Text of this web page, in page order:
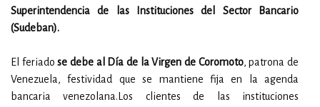
Superintendencia de las Instituciones del Sector Bancario
(Sudeban).
El feriadose debe al Día de la Virgen de Coromoto, patrona de
Venezuela, festividad que se mantiene fija en la agenda
bancaria venezolana.Los clientes de las instituciones